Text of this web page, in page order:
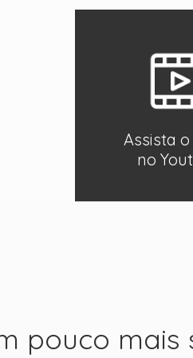
Assista
no
pouco mais